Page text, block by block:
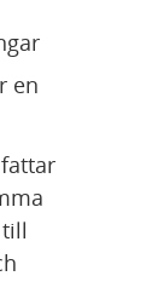
en